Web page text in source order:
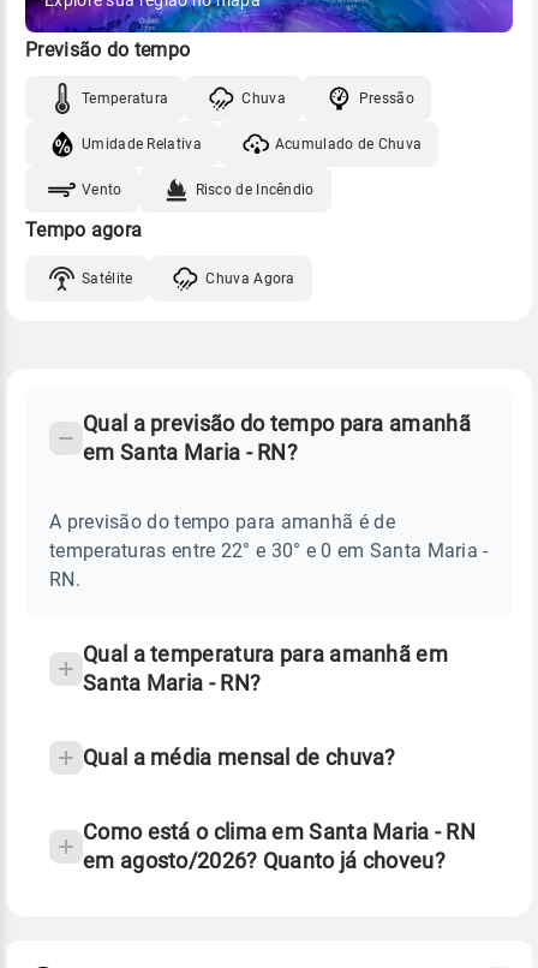
Previsão do tempo
Temperatura Chuva Pressão
Umidade Relativa Acumulado de Chuva
Vento Risco de Incêndio
Tempo agora
Satélite Chuva Agora
MARIA
Perguntas
sobre
chuva
Qual a previsão do tempo para amanhã
em Santa Maria - RN?
A previsão do tempo para amanhã é de
temperaturas entre 22° e 30° e 0 em Santa Maria -
RN.
Qual a temperatura para amanhã em
Santa Maria - RN?
Qual a média mensal de chuva?
Como está o clima em Santa Maria - RN
em agosto/2026? Quanto já choveu?